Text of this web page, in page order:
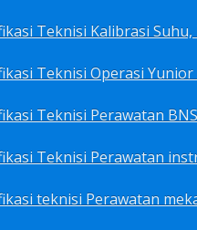
Teknisi Operasi Yunior
Teknisi Perawatan